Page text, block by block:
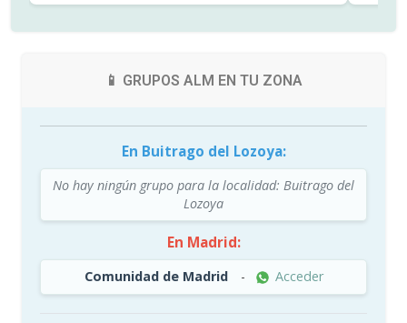
📱 GRUPOS ALM EN TU ZONA
En Buitrago del Lozoya:
No hay ningún grupo para la localidad: Buitrago del
Lozoya
En Madrid:
Comunidad de Madrid - Acceder